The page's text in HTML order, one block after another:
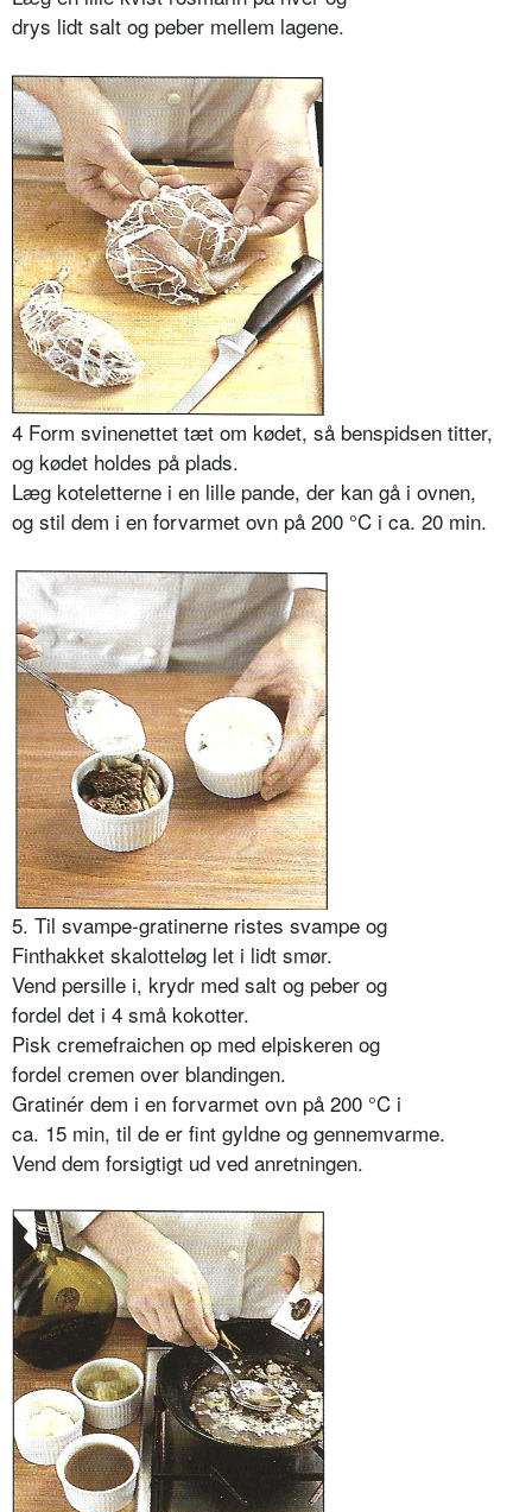
drys lidt salt og peber mellem lagene.
4 Form svinenettet tæt om kødet, så benspidsen titter,
og kødet holdes på plads.
Læg koteletterne i en lille pande, der kan gå i ovnen,
og stil dem i en forvarmet ovn på 200 °C i ca. 20 min.
5. Til svampe-gratinerne ristes svampe og
Finthakket skalotteløg let i lidt smør.
Vend persille i, krydr med salt og peber og
fordel det i 4 små kokotter.
Pisk cremefraichen op med elpiskeren og
fordel cremen over blandingen.
Gratinér dem i en forvarmet ovn på 200 °C i
ca. 15 min, til de er fint gyldne og gennemvarme.
Vend dem forsigtigt ud ved anretningen.